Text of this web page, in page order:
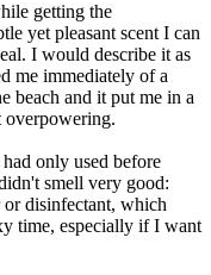
getting the
yet pleasant scent I can
I would describe it as
me immediately of a
beach and it put me in a
overpowering.
only used before
smell very good:
disinfectant, which
time, especially if I want